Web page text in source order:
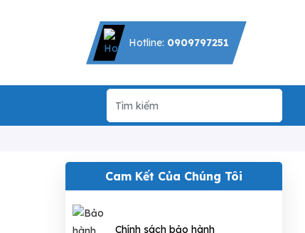
Hotline: 0909797251
Cam Kết Của Chúng Tôi
Chính sách bảo hành